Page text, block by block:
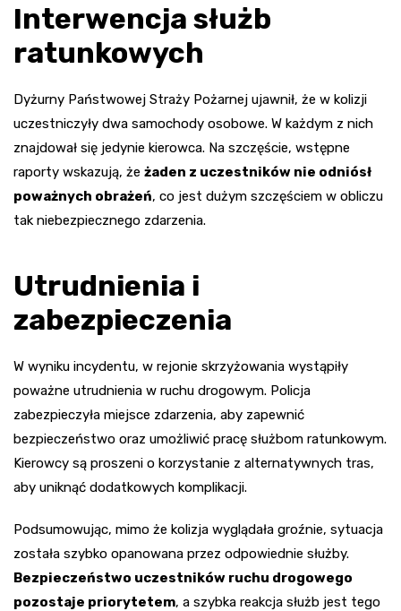
Interwencja służb
ratunkowych
Dyżurny Państwowej Straży Pożarnej ujawnił, że w kolizji
uczestniczyły dwa samochody osobowe. W każdym z nich
znajdował się jedynie kierowca. Na szczęście, wstępne
raporty wskazują, że żaden z uczestników nie odniósł
poważnych obrażeń, co jest dużym szczęściem w obliczu
tak niebezpiecznego zdarzenia.
Utrudnienia i
zabezpieczenia
W wyniku incydentu, w rejonie skrzyżowania wystąpiły
poważne utrudnienia w ruchu drogowym. Policja
zabezpieczyła miejsce zdarzenia, aby zapewnić
bezpieczeństwo oraz umożliwić pracę służbom ratunkowym.
Kierowcy są proszeni o korzystanie z alternatywnych tras,
aby uniknąć dodatkowych komplikacji.
Podsumowując, mimo że kolizja wyglądała groźnie, sytuacja
została szybko opanowana przez odpowiednie służby.
Bezpieczeństwo uczestników ruchu drogowego
pozostaje priorytetem, a szybka reakcja służb jest tego